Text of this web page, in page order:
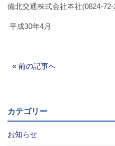
お問い合わせ
備北交通株式会社本社(0824-72-
平成30年4月
« 前の記事へ
カテゴリー
お知らせ